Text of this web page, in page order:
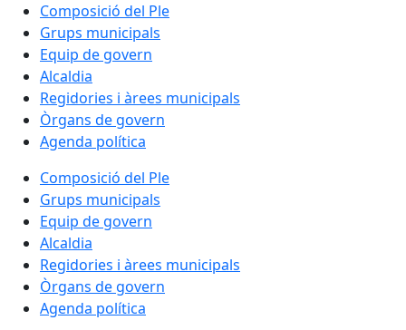
Composició del Ple
Grups municipals
Equip de govern
Alcaldia
Regidories i àrees municipals
Òrgans de govern
Agenda política
Composició del Ple
Grups municipals
Equip de govern
Alcaldia
Regidories i àrees municipals
Òrgans de govern
Agenda política